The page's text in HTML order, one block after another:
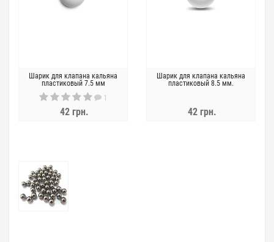
Шарик для клапана кальяна
пластиковый 7.5 мм
1
42 грн.
Шарик для клапана кальяна
пластиковый 8.5 мм.
42 грн.